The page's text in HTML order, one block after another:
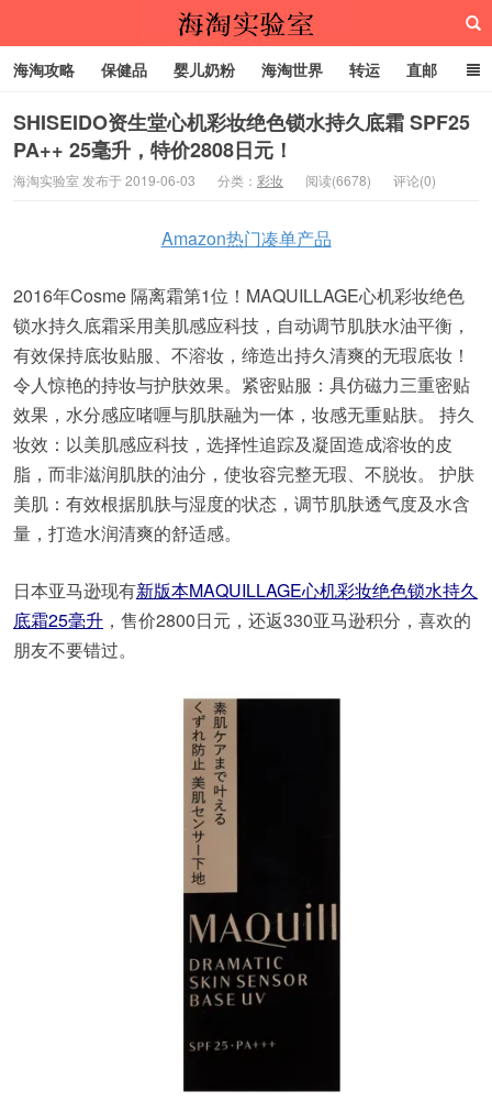
海淘实验室
海淘攻略 保健品 婴儿奶粉 海淘世界 转运 直邮
代购服务
SHISEIDO资生堂心机彩妆绝色锁水持久底霜 SPF25
PA++ 25毫升，特价2808日元！
海淘实验室 发布于 2019-06-03 分类： 彩妆 阅读(6678) 评论(0)
Amazon热门凑单产品
2016年Cosme 隔离霜第1位！MAQUILLAGE心机彩妆绝色
锁水持久底霜采用美肌感应科技，自动调节肌肤水油平衡，
有效保持底妆贴服、不溶妆，缔造出持久清爽的无瑕底妆！
令人惊艳的持妆与护肤效果。紧密贴服：具仿磁力三重密贴
效果，水分感应啫喱与肌肤融为一体，妆感无重贴肤。 持久
妆效：以美肌感应科技，选择性追踪及凝固造成溶妆的皮
脂，而非滋润肌肤的油分，使妆容完整无瑕、不脱妆。 护肤
美肌：有效根据肌肤与湿度的状态，调节肌肤透气度及水含
量，打造水润清爽的舒适感。
日本亚马逊现有新版本MAQUILLAGE心机彩妆绝色锁水持久
底霜25毫升 ，售价2800日元，还返330亚马逊积分，喜欢的
朋友不要错过。